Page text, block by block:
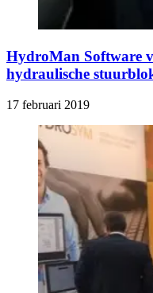
HydroMan Software
hydraulische
17 februari 2019